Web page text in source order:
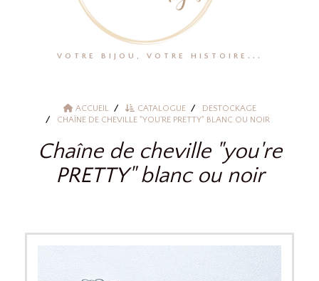
VOTRE BIJOU, VOTRE HISTOIRE...
ACCUEIL CATALOGUE
DESTOCKAGE
CHAÎNE DE CHEVILLE "YOU'RE PRETTY" BLANC OU NOIR
Chaîne de cheville "you're
PRETTY" blanc ou noir